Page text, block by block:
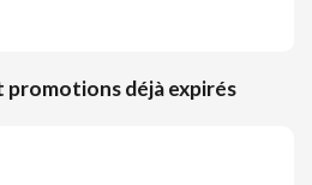
déjà expirés